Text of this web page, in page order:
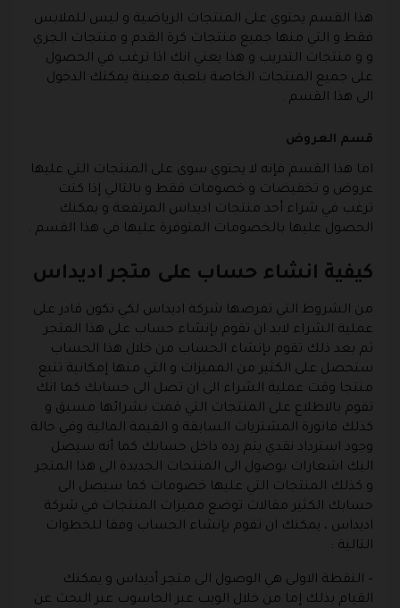
هذا القسم يحتوي على المنتجات الرياضية و ليس للملابس
فقط و التي منها جميع منتجات كرة القدم و منتجات الجري
و و منتجات التدريب و هذا يعني انك اذا ترغب في الحصول
على جميع المنتجات الخاصة بلعبة معينة يمكنك الدخول
الى هذا القسم .
قسم العروض
اما هذا القسم فإنه لا يحتوي سوى على المنتجات التي عليها
عروض و تخفيضات و خصومات فقط و بالتالي إذا كنت
ترغب في شراء أحد منتجات اديداس المرتفعة و يمكنك
الحصول عليها بالخصومات المتوفرة عليها في هذا القسم .
كيفية انشاء حساب على متجر اديداس
من الشروط التي تفرضها شركة اديداس لكي تكون قادر على
عملية الشراء لابد ان تقوم بإنشاء حساب على هذا المتجر
ثم بعد ذلك تقوم بإنشاء الحساب من خلال هذا الحساب
ستحصل على الكثير من المميزات و التي منها إمكانية تتبع
منتجا وقت عملية الشراء الى ان تصل الى حسابك كما انك
تقوم بالاطلاع على المنتجات التي قمت بشرائها مسبق و
كذلك فاتورة المشتريات السابقة و القيمة المالية وفي حالة
وجود استرداد نقدي يتم رده داخل حسابك كما أنه سيصل
اليك اشعارات بوصول الى المنتجات الجديدة الى هذا المتجر
و كذلك المنتجات التي عليها خصومات كما سيصل الى
حسابك الكثير مقالات توضع مميزات المنتجات في شركة
اديداس ، يمكنك ان تقوم بإنشاء الحساب وفقا للخطوات
التالية :
– النقطة الاولى هي الوصول الى متجر أديداس و يمكنك
القيام بذلك إما من خلال الويب عبر الحاسوب عبر البحث عن